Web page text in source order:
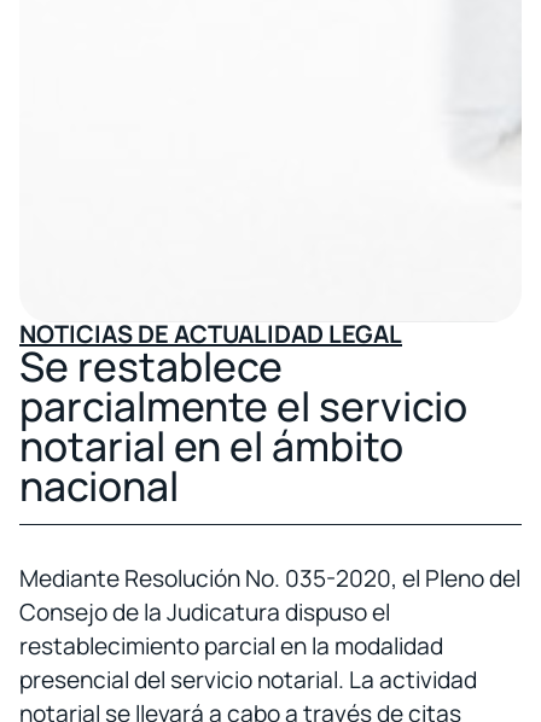
NOTICIAS DE ACTUALIDAD LEGAL
Se restablece
parcialmente el servicio
notarial en el ámbito
nacional
Mediante Resolución No. 035-2020, el Pleno del
Consejo de la Judicatura dispuso el
restablecimiento parcial en la modalidad
presencial del servicio notarial. La actividad
notarial se llevará a cabo a través de citas